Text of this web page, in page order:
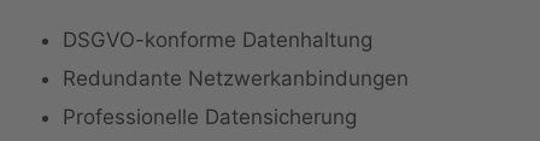
DSGVO-konforme Datenhaltung
Redundante Netzwerkanbindungen
Professionelle Datensicherung